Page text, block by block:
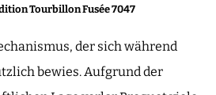
Tourbillon Fusée 7047
der sich während
bewies. Aufgrund der